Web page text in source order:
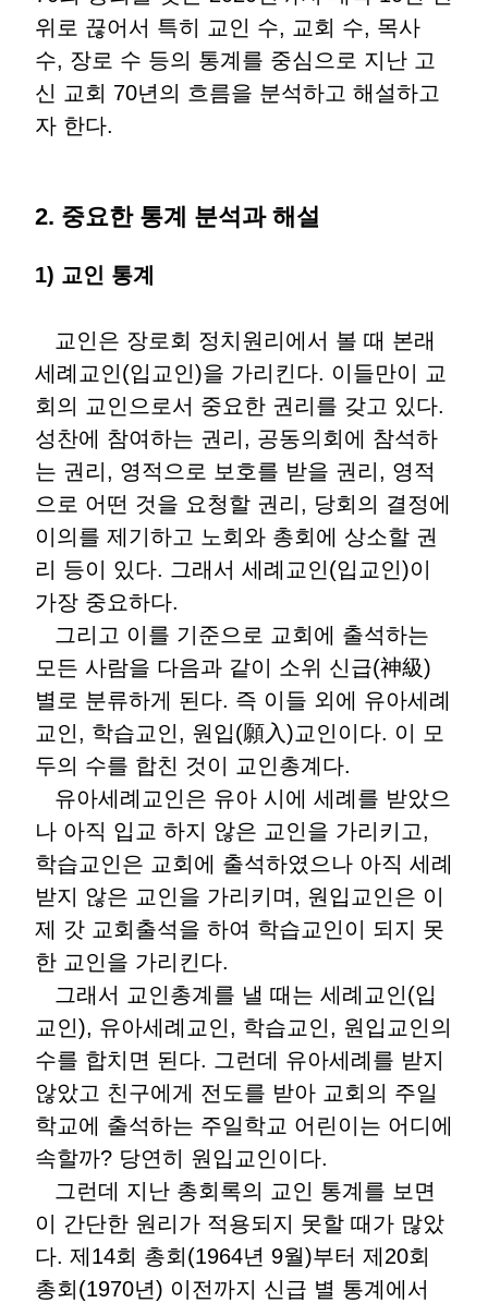
위로 끊어서 특히 교인 수, 교회 수, 목사
수, 장로 수 등의 통계를 중심으로 지난 고
신 교회 70년의 흐름을 분석하고 해설하고
자 한다.
2. 중요한 통계 분석과 해설
1) 교인 통계
교인은 장로회 정치원리에서 볼 때 본래
세례교인(입교인)을 가리킨다. 이들만이 교
회의 교인으로서 중요한 권리를 갖고 있다.
성찬에 참여하는 권리, 공동의회에 참석하
는 권리, 영적으로 보호를 받을 권리, 영적
으로 어떤 것을 요청할 권리, 당회의 결정에
이의를 제기하고 노회와 총회에 상소할 권
리 등이 있다. 그래서 세례교인(입교인)이
가장 중요하다.
그리고 이를 기준으로 교회에 출석하는
모든 사람을 다음과 같이 소위 신급(神級)
별로 분류하게 된다. 즉 이들 외에 유아세례
교인, 학습교인, 원입(願入)교인이다. 이 모
두의 수를 합친 것이 교인총계다.
유아세례교인은 유아 시에 세례를 받았으
나 아직 입교 하지 않은 교인을 가리키고,
학습교인은 교회에 출석하였으나 아직 세례
받지 않은 교인을 가리키며, 원입교인은 이
제 갓 교회출석을 하여 학습교인이 되지 못
한 교인을 가리킨다.
그래서 교인총계를 낼 때는 세례교인(입
교인), 유아세례교인, 학습교인, 원입교인의
수를 합치면 된다. 그런데 유아세례를 받지
않았고 친구에게 전도를 받아 교회의 주일
학교에 출석하는 주일학교 어린이는 어디에
속할까? 당연히 원입교인이다.
그런데 지난 총회록의 교인 통계를 보면
이 간단한 원리가 적용되지 못할 때가 많았
다. 제14회 총회(1964년 9월)부터 제20회
총회(1970년) 이전까지 신급 별 통계에서